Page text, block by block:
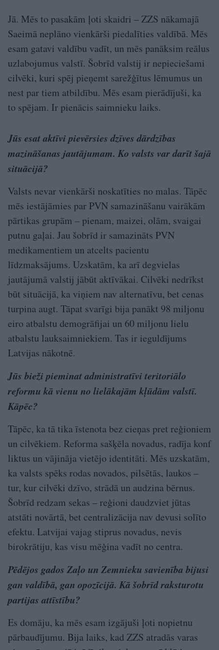
Jā. Mēs to pasakām ļoti skaidri – ZZS nākamajā
Saeimā neplāno vienkārši piedalīties valdībā. Mēs
esam gatavi valdību vadīt, un mēs panāksim reālus
uzlabojumus valstī. Šobrīd valstij ir nepieciešami
cilvēki, kuri spēj pieņemt sarežģītus lēmumus un
nest par tiem atbildību. Mēs esam pierādījuši, ka
to spējam. Ir pienācis saimnieku laiks.
Jūs esat aktīvi pievērsies dzīves dārdzības
mazināšanas jautājumam. Ko valsts var darīt šajā
situācijā?
Valsts nevar vienkārši noskatīties no malas. Tāpēc
mēs iestājāmies par PVN samazināšanu vairākām
pārtikas grupām – pienam, maizei, olām, svaigai
putnu gaļai. Jau šobrīd ir samazināts PVN
medikamentiem un atcelts pacientu
līdzmaksājums. Uzskatām, ka arī degvielas
jautājumā valstij jābūt aktīvākai. Cilvēki nedrīkst
būt situācijā, ka viņiem nav alternatīvu, bet cenas
turpina augt. Tāpat svarīgi bija panākt 98 miljonu
eiro atbalstu demogrāfijai un 60 miljonu lielu
atbalstu lauksaimniekiem. Tas ir ieguldījums
Latvijas nākotnē.
Jūs bieži pieminat administratīvi teritoriālo
reformu kā vienu no lielākajām kļūdām valstī.
Kāpēc?
Tāpēc, ka tā tika īstenota bez cieņas pret reģioniem
un cilvēkiem. Reforma sašķēla novadus, radīja konf
liktus un vājināja vietējo identitāti. Mēs uzskatām,
ka valsts spēks rodas novados, pilsētās, laukos –
tur, kur cilvēki dzīvo, strādā un audzina bērnus.
Šobrīd redzam sekas – reģioni daudzviet jūtas
atstāti novārtā, bet centralizācija nav devusi solīto
efektu. Latvijai vajag stiprus novadus, nevis
birokrātiju, kas visu mēģina vadīt no centra.
Pēdējos gados Zaļo un Zemnieku savienība bijusi
gan valdībā, gan opozīcijā. Kā šobrīd raksturotu
partijas attīstību?
Es domāju, ka mēs esam izgājuši ļoti nopietnu
pārbaudījumu. Bija laiks, kad ZZS atradās varas